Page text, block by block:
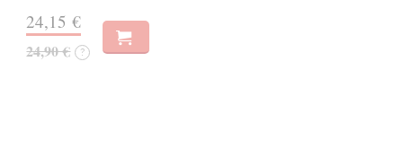
24,15 €
24,90 € ?